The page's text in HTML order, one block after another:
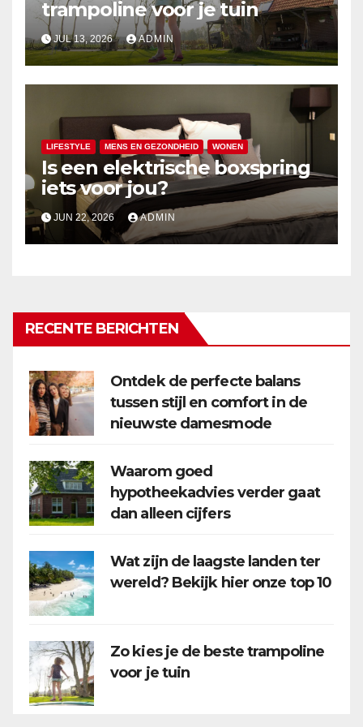
trampoline voor je tuin
JUL 13, 2026 ADMIN
LIFESTYLE MENS EN GEZONDHEID WONEN
Is een elektrische boxspring
iets voor jou?
JUN 22, 2026 ADMIN
RECENTE BERICHTEN
Ontdek de perfecte balans
tussen stijl en comfort in de
nieuwste damesmode
Waarom goed
hypotheekadvies verder gaat
dan alleen cijfers
Wat zijn de laagste landen ter
wereld? Bekijk hier onze top 10
Zo kies je de beste trampoline
voor je tuin